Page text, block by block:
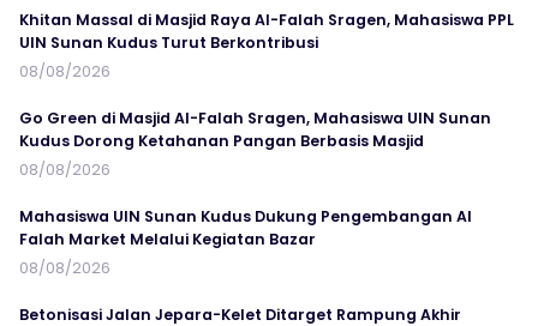
Khitan Massal di Masjid Raya Al-Falah Sragen, Mahasiswa PPL
UIN Sunan Kudus Turut Berkontribusi
08/08/2026
Go Green di Masjid Al-Falah Sragen, Mahasiswa UIN Sunan
Kudus Dorong Ketahanan Pangan Berbasis Masjid
08/08/2026
Mahasiswa UIN Sunan Kudus Dukung Pengembangan Al
Falah Market Melalui Kegiatan Bazar
08/08/2026
Betonisasi Jalan Jepara-Kelet Ditarget Rampung Akhir